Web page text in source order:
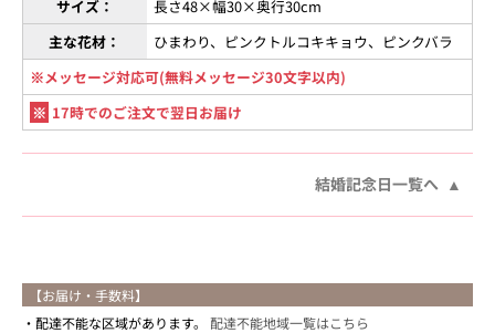
サイズ：
長さ48×幅30×奥行30cm
主な花材：
ひまわり、ピンクトルコキキョウ、ピンクバラ
※メッセージ対応可(無料メッセージ30文字以内)
※ 17時でのご注文で翌日お届け
結婚記念日一覧へ
【お届け・手数料】
配達不能な区域があります。 配達不能地域一覧はこちら